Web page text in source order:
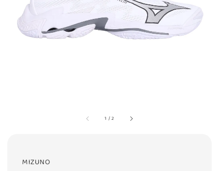
1 /2
MIZUNO